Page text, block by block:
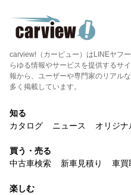
carview!（カービュー）はLINEヤフ
らゆる情報やサービスを提供するサ
報から、ユーザーや専門家のリアル
多く掲載しています。
知る
カタログ
ニュース オリジナ
買う・売る
中古車検索
新車見積り 車買
楽しむ